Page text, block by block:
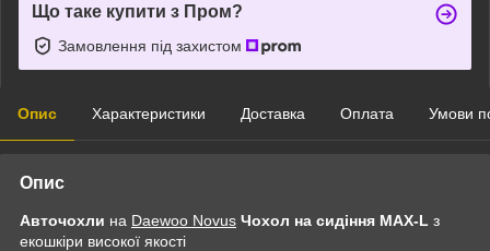
Що таке купити з Пром?
Замовлення під захистом
Опис Характеристики Доставка Оплата Умови
Опис
Авточохли на Daewoo Novus Чохол на сидіння MAX-L з
екошкіри високої якості